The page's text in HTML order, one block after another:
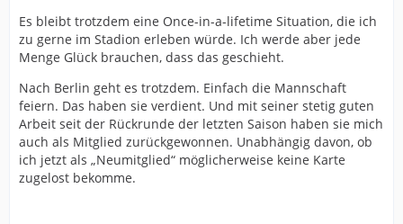
Es bleibt trotzdem eine Once-in-a-lifetime Situation, die ich
zu gerne im Stadion erleben würde. Ich werde aber jede
Menge Glück brauchen, dass das geschieht.
Nach Berlin geht es trotzdem. Einfach die Mannschaft
feiern. Das haben sie verdient. Und mit seiner stetig guten
Arbeit seit der Rückrunde der letzten Saison haben sie mich
auch als Mitglied zurückgewonnen. Unabhängig davon, ob
ich jetzt als „Neumitglied“ möglicherweise keine Karte
zugelost bekomme.